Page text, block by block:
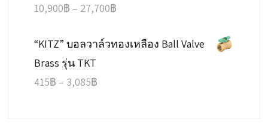
10,900฿ – 27,700฿Price
10,900฿
“KITZ” บอลวาล์วทองเหลือง Ball Valve
Brass รุ่น TKT
415฿ – 3,085฿Price